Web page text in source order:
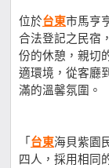
位於台東市馬亨
合法登記之民宿
份的休憩，親切
適環境，從客廳
滿的溫馨氛圍。
「 台東海貝紫園
四人，採用相同